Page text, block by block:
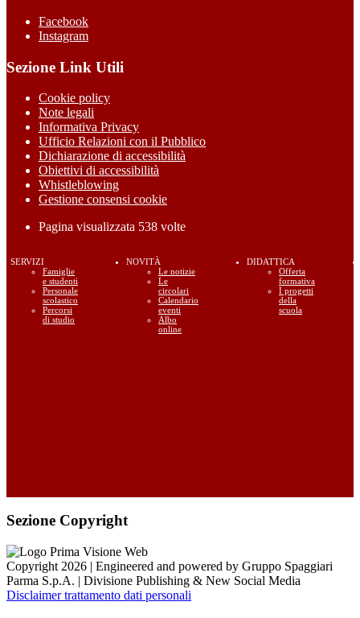
Facebook
Instagram
Sezione Link Utili
Cookie policy
Note legali
Informativa Privacy
Ufficio Relazioni con il Pubblico
Dichiarazione di accessibilità
Obiettivi di accessibilità
Whistleblowing
Gestione consensi cookie
Pagina visualizzata 538 volte
SERVIZI
Famiglie
e studenti
Personale
scolastico
Percorsi
di studio
NOVITÀ
Le notizie
Le
circolari
Calendario
eventi
Albo
online
DIDATTICA
Offerta
formativa
I progetti
della
scuola
Sezione Copyright
Copyright 2026 | Engineered and powered by Gruppo Spaggiari
Parma S.p.A. | Divisione Publishing & New Social Media
Disclaimer trattamento dati personali